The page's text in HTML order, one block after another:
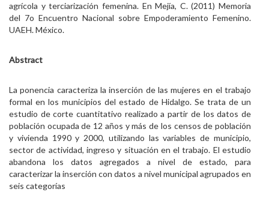
agrícola y terciarización femenina. En Mejía, C. (2011) Memoria
del 7o Encuentro Nacional sobre Empoderamiento Femenino.
UAEH. México.
Abstract
La ponencia caracteriza la inserción de las mujeres en el trabajo
formal en los municipios del estado de Hidalgo. Se trata de un
estudio de corte cuantitativo realizado a partir de los datos de
población ocupada de 12 años y más de los censos de población
y vivienda 1990 y 2000, utilizando las variables de municipio,
sector de actividad, ingreso y situación en el trabajo. El estudio
abandona los datos agregados a nivel de estado, para
caracterizar la inserción con datos a nivel municipal agrupados en
seis categorías